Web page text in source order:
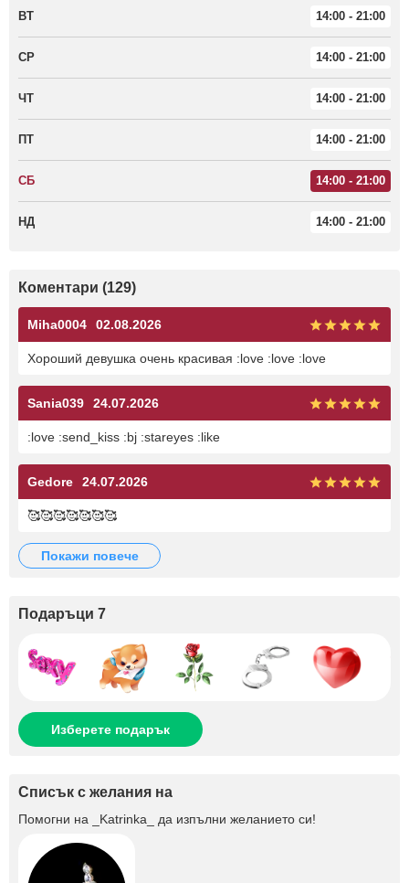
ВТ 14:00 - 21:00
СР 14:00 - 21:00
ЧТ 14:00 - 21:00
ПТ 14:00 - 21:00
СБ 14:00 - 21:00
НД 14:00 - 21:00
Коментари (129)
Miha0004 02.08.2026
Хороший девушка очень красивая :love :love :love
Sania039 24.07.2026
:love :send_kiss :bj :stareyes :like
Gedore 24.07.2026
🥰🥰🥰🥰🥰🥰🥰
покажи повече
Подаръци 7
Изберете подарък
Списък с желания на
Помогни на _Katrinka_ да изпълни желанието си!